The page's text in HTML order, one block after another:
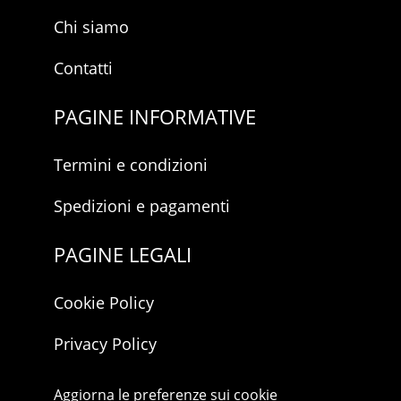
Chi siamo
Contatti
PAGINE INFORMATIVE
Termini e condizioni
Spedizioni e pagamenti
PAGINE LEGALI
Cookie Policy
Privacy Policy
Aggiorna le preferenze sui cookie